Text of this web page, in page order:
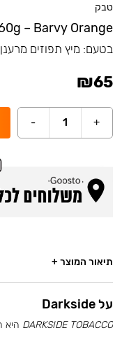
טבק
– Barvy Orange
בטעם: מיץ תפוזים מרענן
₪65
+
1
-
תיאור המוצר +
על Darkside
DARKSIDE TOBACCO היא